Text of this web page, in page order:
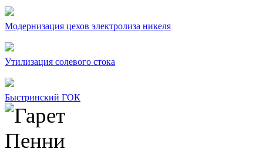
Модернизация цехов электролиза никеля
Утилизация солевого стока
Быстринский ГОК